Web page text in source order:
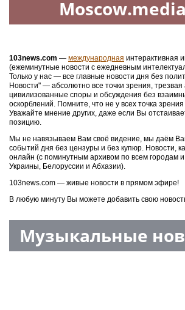
Moscow.media
103news.com — международная интерактивная
(ежеминутные новости с ежедневным
Только у нас — все главные новости дня без
Новости" — абсолютно все точки зрения, трезвая
цивилизованные споры и обсуждения без
оскорблений. Помните, что не у всех точка
Уважайте мнение других, даже если Вы
позицию.
Мы не навязываем Вам своё видение, мы даём
событий дня без цензуры и без купюр. Новости,
онлайн (с поминутным архивом по всем городам
Украины, Белоруссии и Абхазии).
103news.com — живые новости в прямом эфире!
В любую минуту Вы можете добавить свою
Музыкальные